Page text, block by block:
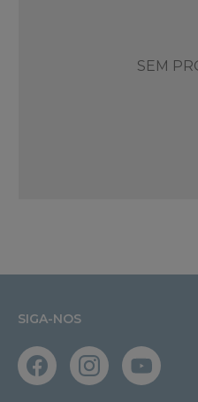
SEM
SIGA-NOS